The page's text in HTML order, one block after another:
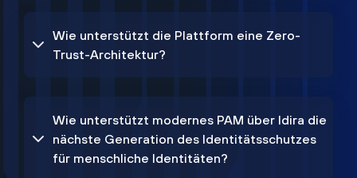
Wie unterstützt die Plattform eine Zero-
Trust-Architektur?
Wie unterstützt modernes PAM über Idira die
nächste Generation des Identitätsschutzes
für menschliche Identitäten?